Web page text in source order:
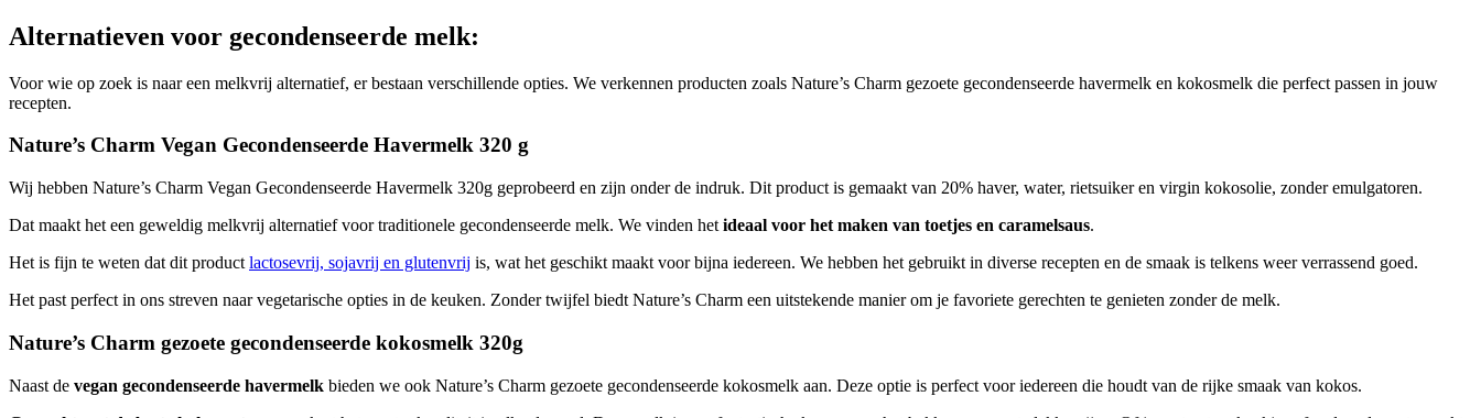
Alternatieven voor gecondenseerde melk:
Voor wie op zoek is naar een melkvrij alternatief, er bestaan verschillende opties. We verkennen producten zoals Nature’s Charm gezoete gecondenseerde havermelk en kokosmelk die perfect passen in jouw
recepten.
Nature’s Charm Vegan Gecondenseerde Havermelk 320 g
Wij hebben Nature’s Charm Vegan Gecondenseerde Havermelk 320g geprobeerd en zijn onder de indruk. Dit product is gemaakt van 20% haver, water, rietsuiker en virgin kokosolie, zonder emulgatoren.
Dat maakt het een geweldig melkvrij alternatief voor traditionele gecondenseerde melk. We vinden het ideaal voor het maken van toetjes en caramelsaus.
Het is fijn te weten dat dit product lactosevrij, sojavrij en glutenvrij is, wat het geschikt maakt voor bijna iedereen. We hebben het gebruikt in diverse recepten en de smaak is telkens weer verrassend goed.
Het past perfect in ons streven naar vegetarische opties in de keuken. Zonder twijfel biedt Nature’s Charm een uitstekende manier om je favoriete gerechten te genieten zonder de melk.
Nature’s Charm gezoete gecondenseerde kokosmelk 320g
Naast de vegan gecondenseerde havermelk bieden we ook Nature’s Charm gezoete gecondenseerde kokosmelk aan. Deze optie is perfect voor iedereen die houdt van de rijke smaak van kokos.